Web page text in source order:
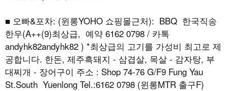
■ 오빠&포차: (윈롱YOHO 쇼핑몰근처): BBQ 한국직송
한우(A++(9)최상급, 예약 6162 0798 / 카톡
andyhk82andyhk82 ) *최상급의 고기를 가성비 최고로 제
공합니다. 한돈, 제주흑돼지 - 삼겹살, 목살 - 감자탕, 부
대찌개 - 장어구이 주소 : Shop 74-76 G/F9 Fung Yau
St.South Yuenlong Tel.:6162 0798 (윈롱MTR 출구F)